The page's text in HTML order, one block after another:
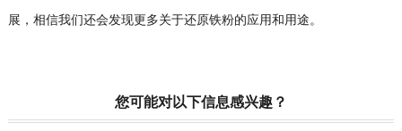
展，相信我们还会发现更多关于还原铁粉的应用和用途。
您可能对以下信息感兴趣？